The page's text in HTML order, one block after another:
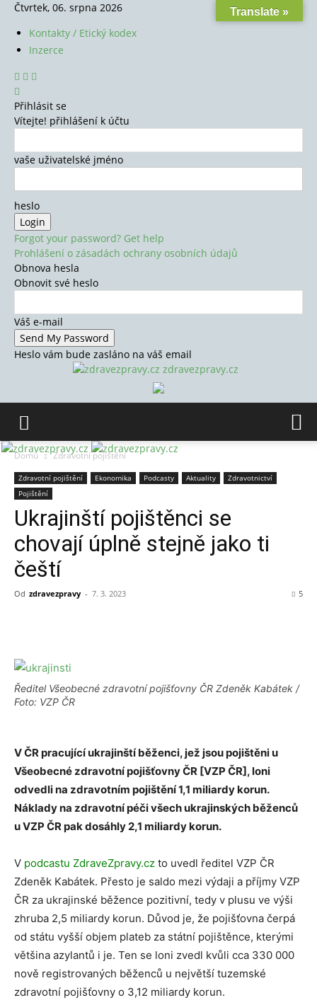
Čtvrtek, 06. srpna 2026
Kontakty / Etický kodex
Inzerce
Přihlásit se
Vítejte! přihlášení k účtu
vaše uživatelské jméno
heslo
Forgot your password? Get help
Prohlášení o zásadách ochrany osobních údajů
Obnova hesla
Obnovit své heslo
Váš e-mail
Heslo vám bude zasláno na váš email
zdravezpravy.cz
Domů Zdravotní pojištění
Zdravotní pojištění Ekonomika Podcasty Aktuality
Zdravotnictví
Pojištění
Ukrajinští pojištěnci se
chovají úplně stejně jako ti
čeští
Od zdravezpravy - 7. 3. 2023 5
Ředitel Všeobecné zdravotní pojišťovny ČR Zdeněk Kabátek /
Foto: VZP ČR
V ČR pracující ukrajinští běženci, jež jsou pojištěni u
Všeobecné zdravotní pojišťovny ČR [VZP ČR], loni
odvedli na zdravotním pojištění 1,1 miliardy korun.
Náklady na zdravotní péči všech ukrajinských běženců
u VZP ČR pak dosáhly 2,1 miliardy korun.
V podcastu ZdraveZpravy.cz to uvedl ředitel VZP ČR
Zdeněk Kabátek. Přesto je saldo mezi výdaji a příjmy VZP
ČR za ukrajinské běžence pozitivní, tedy v plusu ve výši
zhruba 2,5 miliardy korun. Důvod je, že pojišťovna čerpá
od státu vyšší objem plateb za státní pojištěnce, kterými
většina azylantů i je. Ten se loni zvedl kvůli cca 330 000
nově registrovaných běženců u největší tuzemské
zdravotní pojišťovny o 3,12 miliardy korun.
Translate »